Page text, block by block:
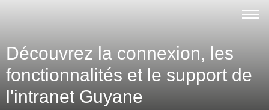
Découvrez la connexion, les
fonctionnalités et le support de
l'intranet Guyane